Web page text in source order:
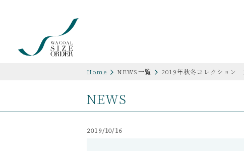
Home NEWS一覧 2019年秋冬コレクション
NEWS
2019/10/16